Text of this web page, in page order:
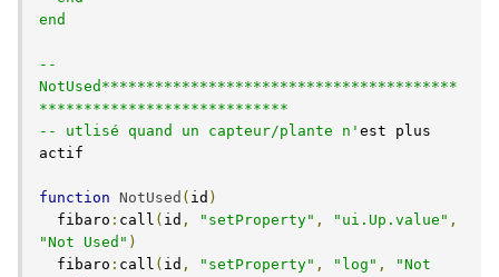
end
--
NotUsed****************************************
****************************
-- utlisé quand un capteur/plante n' est plus
actif
function NotUsed ( id )
  fibaro
: call ( id , "setProperty" , "ui.Up.value" ,
"Not Used" )
  fibaro
: call ( id , "setProperty" , "log" ,
"Not